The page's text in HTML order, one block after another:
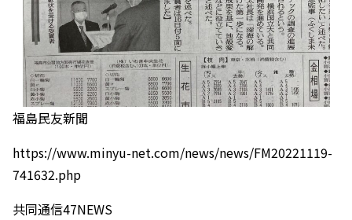
福島民友新聞
https://www.minyu-net.com/news/news/FM20221119-
741632.php
共同通信47NEWS